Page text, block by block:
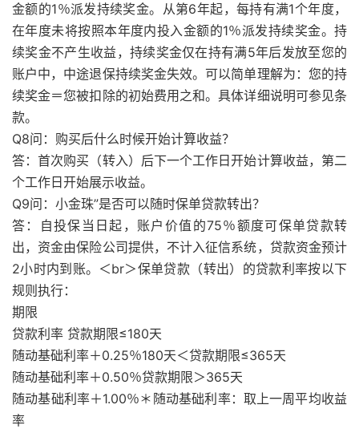
金额的1％派发持续奖金。从第6年起，每持有满1个年度，
在年度未将按照本年度内投入金额的1％派发持续奖金。持
续奖金不产生收益，持续奖金仅在持有满5年后发放至您的
账户中，中途退保持续奖金失效。可以简单理解为：您的持
续奖金＝您被扣除的初始费用之和。具体详细说明可参见条
款。
Q8问：购买后什么时候开始计算收益？
答：首次购买（转入）后下一个工作日开始计算收益，第二
个工作日开始展示收益。
Q9问：小金珠”是否可以随时保单贷款转出？
答：自投保当日起，账户价值的75％额度可保单贷款转
出，资金由保险公司提供，不计入征信系统，贷款资金预计
2小时内到账。＜br＞保单贷款（转出）的贷款利率按以下
规则执行：
期限
贷款利率 贷款期限≤180天
随动基础利率＋0.25％180天＜贷款期限≤365天
随动基础利率＋0.50％贷款期限＞365天
随动基础利率＋1.00％＊随动基础利率：取上一周平均收益
率